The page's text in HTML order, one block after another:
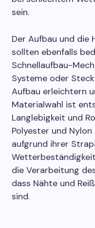
sein.
Der Aufbau und die
sollten ebenfalls
Schnellaufbau-
Systeme oder
Aufbau erleichtern
Materialwahl ist
Langlebigkeit und
Polyester und
aufgrund ihrer
die Verarbeitung
dass Nähte und
sind.